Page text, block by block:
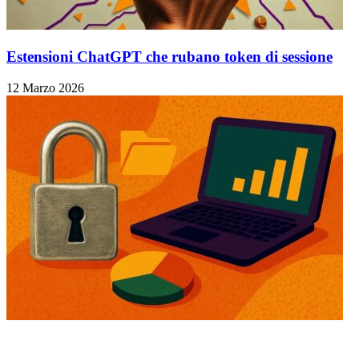
Estensioni ChatGPT che rubano token di sessione
12 Marzo 2026